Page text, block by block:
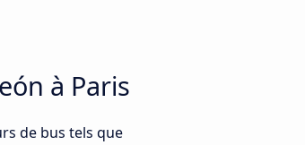
à Paris
de bus tels que